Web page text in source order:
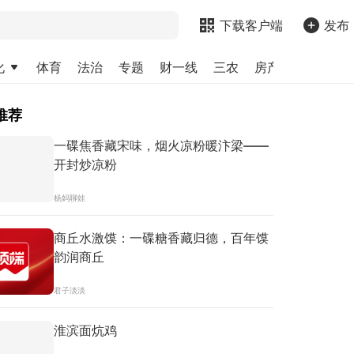
下载客户端 发布
体育 法治 专题 财一线 三农 房产
荐
一碟焦香藏宋味，烟火凉粉暖汴梁——
开封炒凉粉
杨妈聊娃
商丘水激馍：一碟糖香藏归德，百年馍
韵润商丘
君子淡淡
淮滨面炕鸡